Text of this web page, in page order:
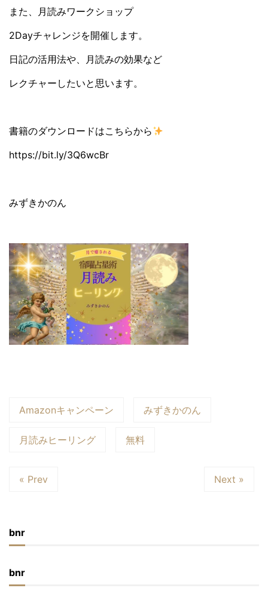
また、月読みワークショップ
2Dayチャレンジを開催します。
日記の活用法や、月読みの効果など
レクチャーしたいと思います。
書籍のダウンロードはこちらから
https://bit.ly/3Q6wcBr
みずきかのん
Amazonキャンペーン みずきかのん
月読みヒーリング 無料
« Prev Next »
bnr
bnr